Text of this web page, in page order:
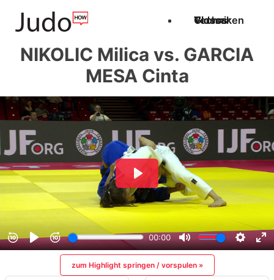
Techniken
Videos
Glossar
NIKOLIC Milica vs. GARCIA
MESA Cinta
zum Highlight springen / vorspulen »